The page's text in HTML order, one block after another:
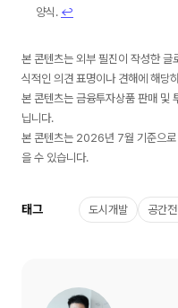
양식. ↩︎
본 콘텐츠는 외부 필진이 작성한
식적인 의견 표명이나 견해에 해당
본 콘텐츠는 금융투자상품 판매 및
닙니다.
본 콘텐츠는 2026년 7월 기준으로
을 수 있습니다.
태그 도시개발 공간